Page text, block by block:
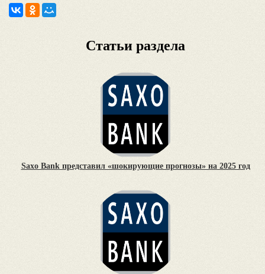
Статьи раздела
Saxo Bank представил «шокирующие прогнозы» на 2025 год